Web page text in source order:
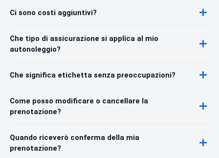
Ci sono costi aggiuntivi?
Che tipo di assicurazione si applica al mio
autonoleggio?
Che significa etichetta senza preoccupazioni?
Come posso modificare o cancellare la
prenotazione?
Quando riceverò conferma della mia
prenotazione?